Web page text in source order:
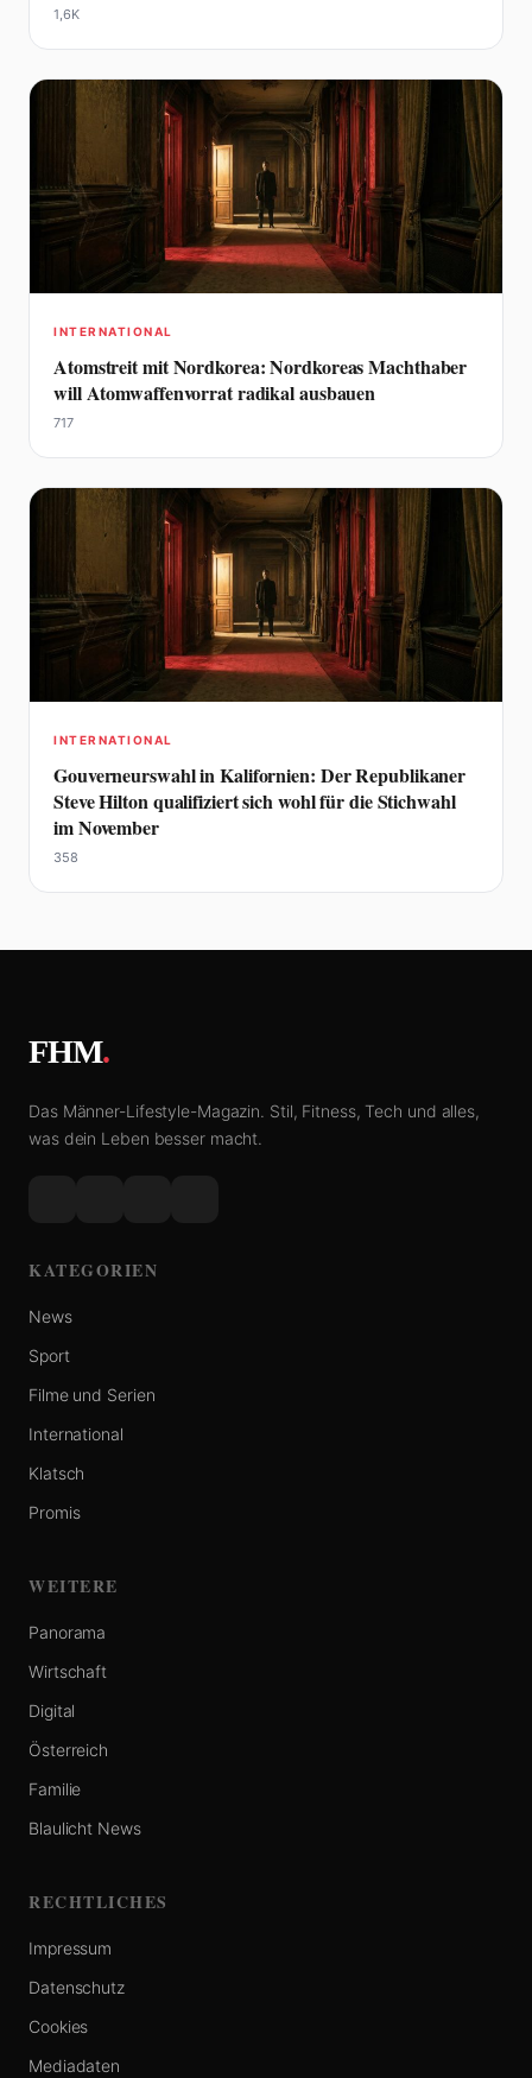
1,6K
INTERNATIONAL
Atomstreit mit Nordkorea: Nordkoreas Machthaber
will Atomwaffenvorrat radikal ausbauen
717
INTERNATIONAL
Gouverneurswahl in Kalifornien: Der Republikaner
Steve Hilton qualifiziert sich wohl für die Stichwahl
im November
358
FHM.
Das Männer-Lifestyle-Magazin. Stil, Fitness, Tech und alles,
was dein Leben besser macht.
KATEGORIEN
News
Sport
Filme und Serien
International
Klatsch
Promis
WEITERE
Panorama
Wirtschaft
Digital
Österreich
Familie
Blaulicht News
RECHTLICHES
Impressum
Datenschutz
Cookies
Mediadaten